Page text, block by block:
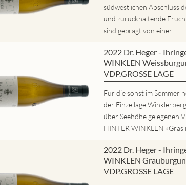
südwestlichen Abschluss
und zurückhaltende
sind geprägt von einer...
2022 Dr. Heger -
WINKLEN
VDP.GROSSE LAGE
Für die sonst im Sommer
der Einzellage
über Seehöhe gelegenen
HINTER WINKLEN »Gras
2022 Dr. Heger -
WINKLEN
VDP.GROSSE LAGE